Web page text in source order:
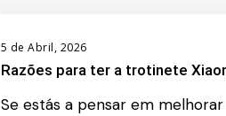
5 de Abril, 2026
Razões para ter a trotinete
Se estás a pensar em